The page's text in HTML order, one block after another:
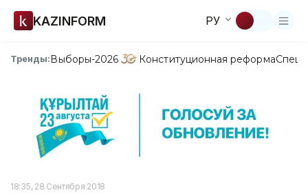
KAZINFORM РУ
Тренды:Выборы-2026 Конституционная реформа
18:35, 28 Сентября 2018